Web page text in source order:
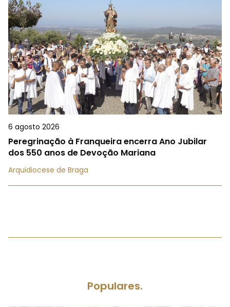
6 agosto 2026
Peregrinação à Franqueira encerra Ano Jubilar
dos 550 anos de Devoção Mariana
Arquidiocese de Braga
Populares.